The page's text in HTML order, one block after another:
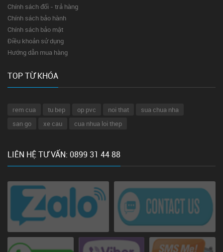
Chính sách đổi - trả hàng
Chính sách bảo hành
Chính sách bảo mật
Điều khoản sử dụng
Hướng dẫn mua hàng
TOP TỪ KHÓA
rem cua tu bep op pvc noi that
sua chua nha
san go
xe cau cua nhua loi thep
LIÊN HỆ TƯ VẤN: 0899 31 44 88